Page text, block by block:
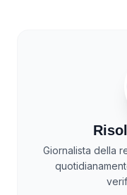
Giornalista della